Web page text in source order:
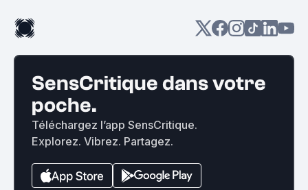
SensCritique dans votre
poche.
Téléchargez l’app SensCritique.
Explorez. Vibrez. Partagez.